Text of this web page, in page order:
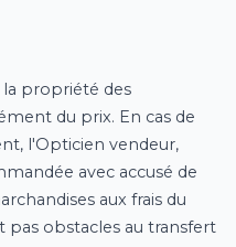
la propriété des
du prix. En cas de
l'Opticien vendeur,
avec accusé de
aux frais du
pas obstacles au transfert